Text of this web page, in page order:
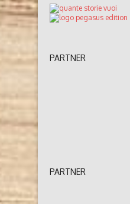
PARTNER
PARTNER